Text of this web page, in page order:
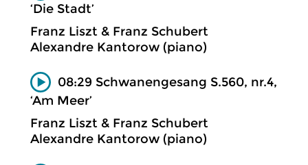
‘Die Stadt’
Franz Liszt & Franz Schubert
Alexandre Kantorow (piano)
08:29 Schwanengesang S.560, nr.4,
‘Am Meer’
Franz Liszt & Franz Schubert
Alexandre Kantorow (piano)